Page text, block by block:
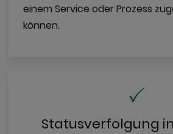
einem Service oder Prozess
können.
Statusverfolgung